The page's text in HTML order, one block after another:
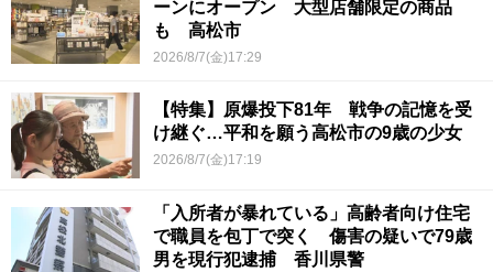
ーンにオープン 大型店舗限定の商品
も 高松市
2026/8/7(金)17:29
【特集】原爆投下81年 戦争の記憶を受
け継ぐ…平和を願う高松市の9歳の少女
2026/8/7(金)17:19
「入所者が暴れている」高齢者向け住宅
で職員を包丁で突く 傷害の疑いで79歳
男を現行犯逮捕 香川県警